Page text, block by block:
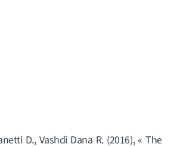
D., Vashdi Dana R. (2016), « The